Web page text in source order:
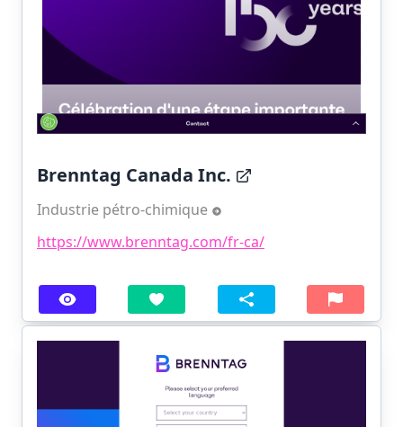
Brenntag Canada Inc.
Industrie pétro-chimique
https://www.brenntag.com/fr-ca/